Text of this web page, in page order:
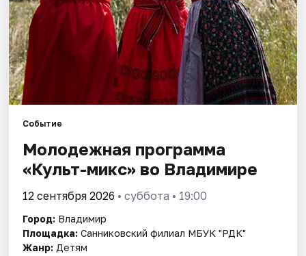
Событие
Молодежная программа
«Культ-микс» во Владимире
12 сентября 2026 • суббота • 19:00
Город: Владимир
Площадка: Санниковский филиал МБУК "РДК"
Жанр: Детям